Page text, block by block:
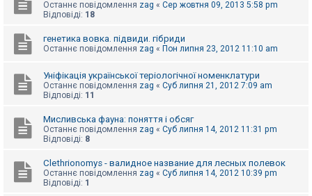
з
п
в
д
к
и
Останнє повідомлення zag « Сер жовтня 09, 2013 5:58 pm
Відповіді: 18
генетика вовка. підвиди. гібриди
Останнє повідомлення zag « Пон липня 23, 2012 11:10 am
Уніфікація української теріологічної номенклатури
Останнє повідомлення zag « Суб липня 21, 2012 7:09 am
Відповіді: 11
Мисливська фауна: поняття і обсяг
Останнє повідомлення zag « Суб липня 14, 2012 11:31 pm
Відповіді: 8
Clethrionomys - валидное название для лесных полевок
Останнє повідомлення zag « Суб липня 14, 2012 10:39 pm
Відповіді: 1